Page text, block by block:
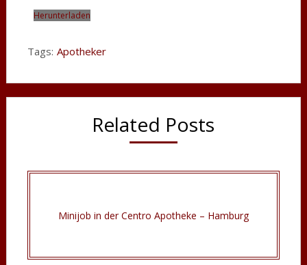
Herunterladen
Tags: Apotheker
Related Posts
Minijob in der Centro Apotheke – Hamburg